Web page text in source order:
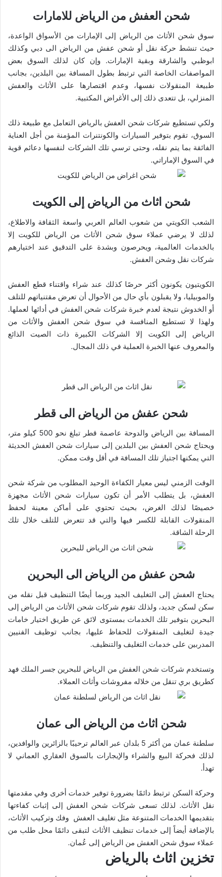
شحن العفش من الرياض للامارات
سوق شحن الأثاث من الرياض إلى الإمارات من الأسواق الواعدة،
حيث تنشط حركة نقل أو شحن عفش من الرياض الى دبي وكذلك
ابوظبي والشارقة وبقية الإمارات. وإن كان لذلك السوق بعض
المواصفات الخاصة التي ترتبط بطول المسافة بين البلدين، بجانب
طبيعة المنقولات نفسها، وعدم اقتصارها على الأثاث والعفش
المنزلي، بل تتعدى ذلك إلى الأغراض المكتبية.
ولكي تستطيع شركات شحن العفش بالرياض التعامل مع طبيعة ذلك
السوق، تقوم بتوفير السيارات والكونتنرات المؤمنة من أجل العناية
الفائقة بما يتم نقله، وحتى ترسي تلك الشركات لنفسها دعائم قوية
في السوق الإماراتي.
شحن اثاث من الرياض إلى الكويت
الشعب الكويتي من شعوب العالم العربي واسعة الثقافة والاطلاع،
لذلك لا يرضي عملاء سوق شحن الأثاث من الرياض للكويت إلا
بالخدمات العالمية، ويحرصون وبشدة على التدقيق عند اختيارهم
شركات نقل وشحن العفش.
الكويتيون يكونون أكثر حرصًا كذلك عند شراء واقتناء قطع العفش
والموبيليا، ولا يقبلون بأي حال من الأحوال أن تعرض مقتنياتهم للتلف
أو الخدوش نتيجة لعدم خبرة شركات شحن العفش في أدائها لعملها.
ولهذا لا تستطيع المنافسة في سوق شحن العفش والأثاث من
الرياض إلى الكويت إلا الشركات الكبيرة ذات الصيت الذائع
والمعروف عنها الخبرة العملية في ذلك المجال.
شحن عفش من الرياض الى قطر
المسافة بين الرياض والدوحة عاصمة قطر تبلغ نحو 500 كيلو متر،
ويحتاج شحن العفش بين البلدين إلى سيارات شحن العفش الحديثة
التي يمكنها اجتياز تلك المسافة في أقل وقت ممكن.
الوقت الزمني ليس معيار الكفاءة الوحيد المطلوب من شركة شحن
العفش، بل يتطلب الأمر أن تكون سيارات شحن الأثاث مجهزة
خصيصًا لذلك الغرض، بحيث تحتوي على أماكن معينة لحفظ
المنقولات القابلة للكسر فيها والتي قد تتعرض للتلف خلال تلك
الرحلة الشاقة.
شحن عفش من الرياض الى البحرين
يحتاج العفش إلى التغليف الجيد وربما أيضًا التنظيف قبل نقله من
سكن لسكن جديد، ولذلك تقوم شركات شحن الأثاث من الرياض إلى
البحرين بتوفير تلك الخدمات بمستوى لائق عن طريق اختيار خامات
جيدة لتغليف المنقولات للحفاظ عليها، بجانب توظيف الفنيين
المدربين على خدمات التغليف والتنظيف.
وتستخدم شركات شحن العفش من الرياض للبحرين جسر الملك فهد
كطريق بري تنقل من خلاله مفروشات وأثاث العملاء.
شحن اثاث من الرياض الى عمان
سلطنة عمان من أكثر 5 بلدان عبر العالم ترحيبًا بالزائرين والوافدين،
لذلك فحركة البيع والشراء والإيجارات بالسوق العقاري العماني لا
تهدأ.
وحركة السكن ترتبط دائمًا بضرورة توفير خدمات أخرى وفي مقدمتها
نقل الأثاث. لذلك تسعى شركات شحن العفش إلى إثبات كفاءتها
بتقديمها الخدمات المتنوعة مثل تغليف العفش وفك وتركيب الأثاث،
بالإضافة أيضاً إلى خدمات تنظيف الأثاث لتبقى دائمًا محل طلب من
عملاء سوق شحن العفش من الرياض إلى عُمان.
تخزين اثاث بالرياض